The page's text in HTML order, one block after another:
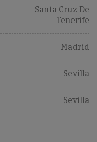
Santa Cruz De
Tenerife
Madrid
Sevilla
Sevilla